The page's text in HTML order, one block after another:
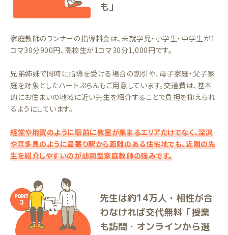
も」
家庭教師のランナーの指導料金は、未就学児・小学生・中学生が1
コマ30分900円、高校生が1コマ30分1,000円です。
兄弟姉妹で同時に指導を受ける場合の割引や、母子家庭・父子家
庭を対象としたハートぷらんもご用意しています。交通費は、基本
的にお住まいの地域に近い先生を紹介することで負担を抑えられ
るようにしています。
経堂や用賀のように駅前に教室が集まるエリアだけでなく、深沢
や喜多見のように最寄り駅から距離のある住宅地でも、近隣の先
生を紹介しやすいのが訪問型家庭教師の強みです。
先生は約14万人・相性が合
わなければ交代無料「授業
も訪問・オンラインから選